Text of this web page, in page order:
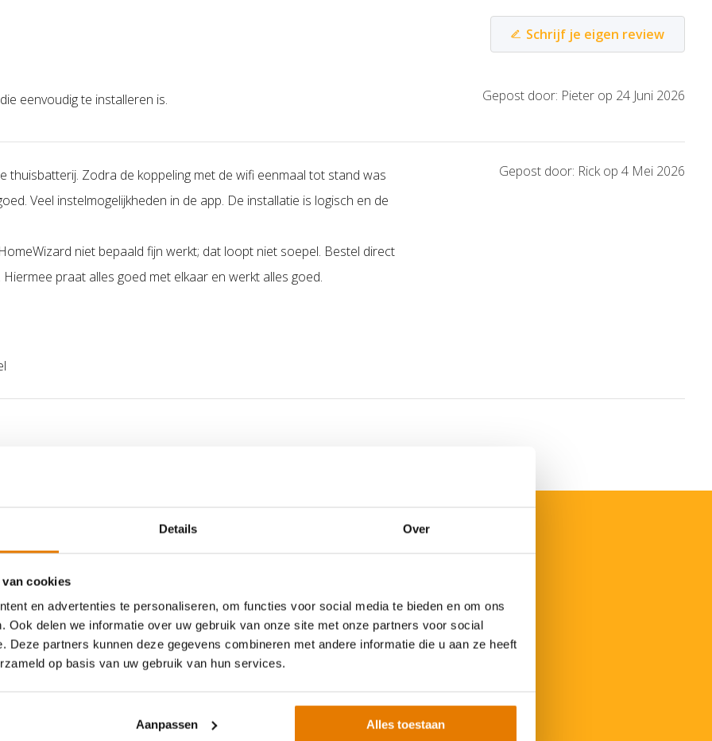
Details Over
cookies
en advertenties te personaliseren, om functies voor social media te bieden en om ons
Ook delen we informatie over uw gebruik van onze site met onze partners voor social
Deze partners kunnen deze gegevens combineren met andere informatie die u aan ze heeft
op basis van uw gebruik van hun services.
Aanpassen Alles toestaan
energie
met maar liefst
Schrijf je eigen review
eenvoudig te installeren is. Gepost door: Pieter op 24 Juni 2026
thuisbatterij. Zodra de koppeling met de wifi eenmaal tot stand was
Veel instelmogelijkheden in de app. De installatie is logisch en de
niet bepaald fijn werkt; dat loopt niet soepel. Bestel direct
praat alles goed met elkaar en werkt alles goed.
Gepost door: Rick op 4 Mei 2026
AB3000X 2.88